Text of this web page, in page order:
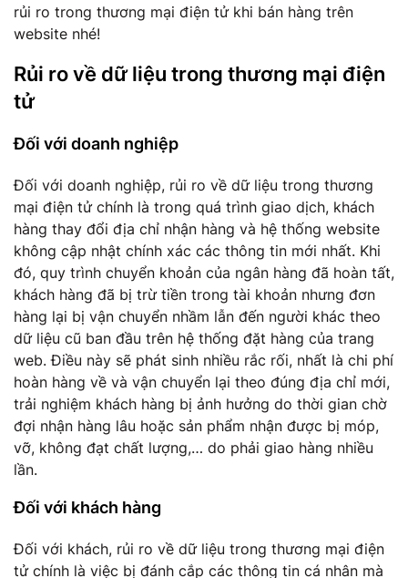
rủi ro trong thương mại điện tử khi bán hàng trên
website nhé!
Rủi ro về dữ liệu trong thương mại điện
tử
Đối với doanh nghiệp
Đối với doanh nghiệp, rủi ro về dữ liệu trong thương
mại điện tử chính là trong quá trình giao dịch, khách
hàng thay đổi địa chỉ nhận hàng và hệ thống website
không cập nhật chính xác các thông tin mới nhất. Khi
đó, quy trình chuyển khoản của ngân hàng đã hoàn tất,
khách hàng đã bị trừ tiền trong tài khoản nhưng đơn
hàng lại bị vận chuyển nhầm lẫn đến người khác theo
dữ liệu cũ ban đầu trên hệ thống đặt hàng của trang
web. Điều này sẽ phát sinh nhiều rắc rối, nhất là chi phí
hoàn hàng về và vận chuyển lại theo đúng địa chỉ mới,
trải nghiệm khách hàng bị ảnh hưởng do thời gian chờ
đợi nhận hàng lâu hoặc sản phẩm nhận được bị móp,
vỡ, không đạt chất lượng,… do phải giao hàng nhiều
lần.
Đối với khách hàng
Đối với khách, rủi ro về dữ liệu trong thương mại điện
tử chính là việc bị đánh cắp các thông tin cá nhân mà